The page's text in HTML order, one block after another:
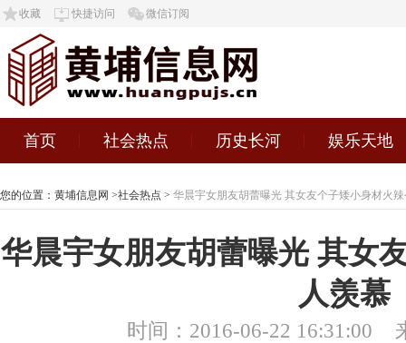
收藏 快捷访问 微信订阅
首页 社会热点 历史长河 娱乐天地
您的位置： 黄埔信息网 >社会热点 > 华晨宇女朋友胡蕾曝光 其女友个子矮小身材火
华晨宇女朋友胡蕾曝光 其女
人羡慕
时间：2016-06-22 16:31:00